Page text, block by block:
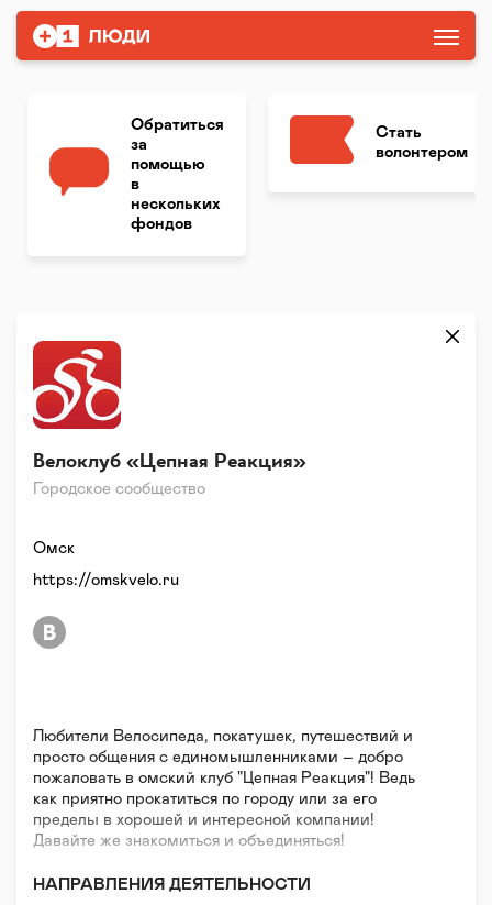
Обратиться
за
помощью
в
нескольких
фондов
Стать
волонтером
Городское сообщество
Велоклуб «Цепная Реакция»
Любители Велосипеда, покатушек, путешествий и
просто общения с единомышленниками – добро
пожаловать в омский клуб "Цепная Реакция"! Ведь
как приятно прокатиться по городу или за его
пределы в хорошей и интересной компании!
Давайте же знакомиться и объединяться!
НАПРАВЛЕНИЯ ДЕЯТЕЛЬНОСТИ
Омск
https://omskvelo.ru